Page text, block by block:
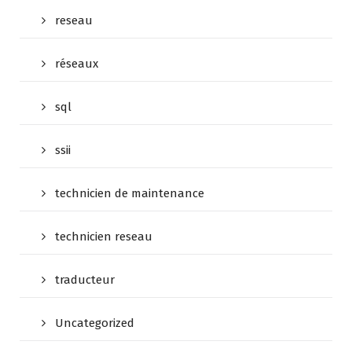
reseau
réseaux
sql
ssii
technicien de maintenance
technicien reseau
traducteur
Uncategorized